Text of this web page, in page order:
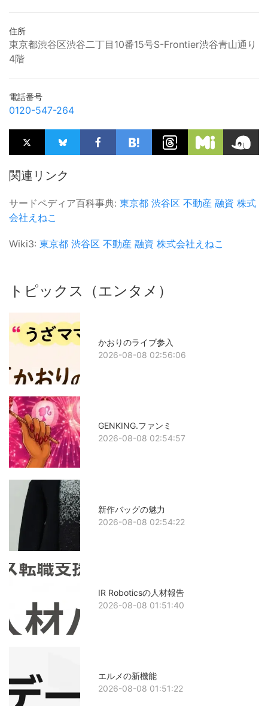
住所
東京都渋谷区渋谷二丁目10番15号S-Frontier渋谷青山通り
4階
電話番号
0120-547-264
関連リンク
サードペディア百科事典: 東京都 渋谷区 不動産 融資 株式
会社えねこ
Wiki3: 東京都 渋谷区 不動産 融資 株式会社えねこ
トピックス（エンタメ）
かおりのライブ参入
2026-08-08 02:56:06
GENKING.ファンミ
2026-08-08 02:54:57
新作バッグの魅力
2026-08-08 02:54:22
IR Roboticsの人材報告
2026-08-08 01:51:40
エルメの新機能
2026-08-08 01:51:22